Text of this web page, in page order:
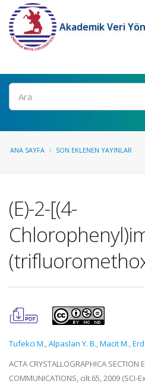
Akademik Veri
Ara
ANA SAYFA SON EKLENEN YAYINLAR
(E)-2-[(4-
Tufekci M.,Alpaslan Y. B.,Macit M.,
ACTA CRYSTALLOGRAPHICA SECTION
COMMUNICATIONS, cilt.65, 2009 (SCI-